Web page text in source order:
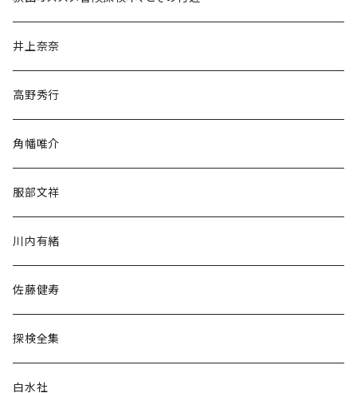
文学・小説・物語
随筆・ノンフィクション・その他
民族・風習
言語・ことば
井上奈奈
高野秀行
角幡唯介
服部文祥
川内有緒
佐藤健寿
探検全集
白水社